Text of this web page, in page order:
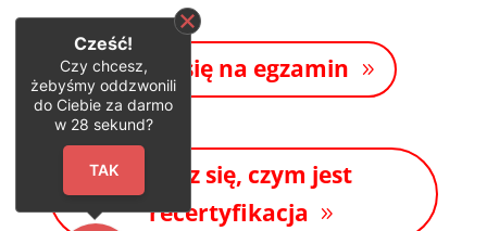
Zapisz się na egzamin
Dowiedz się, czym jest
recertyfikacja
Cześć!
Czy chcesz,
żebyśmy oddzwonili
do Ciebie za darmo
w 28 sekund?
TAK